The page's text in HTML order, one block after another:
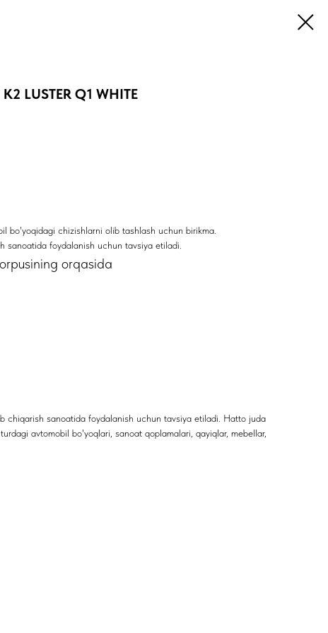
LUSTER Q1 WHITE
bo'yoqidagi chizishlarni olib tashlash uchun birikma.
sanoatida foydalanish uchun tavsiya etiladi.
orqasida
chiqarish sanoatida foydalanish uchun tavsiya etiladi. Hatto juda
avtomobil bo'yoqlari, sanoat qoplamalari, qayiqlar, mebellar,